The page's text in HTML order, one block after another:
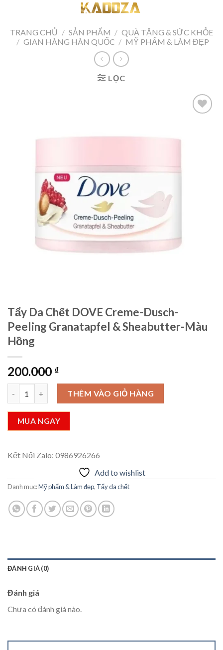
content
TRANG CHỦ / SẢN PHẨM / QUÀ TẶNG & SỨC KHỎE
/ GIAN HÀNG HÀN QUỐC / MỸ PHẨM & LÀM ĐẸP
LỌC
Tẩy Da Chết DOVE Creme-Dusch-
Peeling Granatapfel & Sheabutter-Màu
Hồng
200.000 ₫
Tẩy Da Chết DOVE Creme-Dusch-Peeling Granatapfel &
THÊM VÀO GIỎ HÀNG
MUA NGAY
Kết Nối Zalo: 0986926266
Add to wishlist
Danh mục:Mỹ phẩm & Làm đẹp, Tẩy da chết
ĐÁNH GIÁ (0)
Đánh giá
Chưa có đánh giá nào.